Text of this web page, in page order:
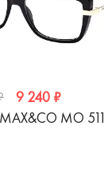
9 240 ₽
MO